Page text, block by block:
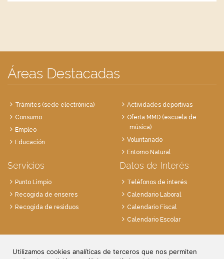
Utilizamos cookies analíticas de terceros que nos permiten
Áreas Destacadas
Trámites (sede electrónica)
Consumo
Empleo
Educación
Actividades deportivas
Oferta MMD (escuela de
música)
Voluntariado
Entorno Natural
Servicios
Punto Limpio
Recogida de enseres
Recogida de residuos
Datos de Interés
Teléfonos de interés
Calendario Laboral
Calendario Fiscal
Calendario Escolar
28814 Daganzo, Madrid